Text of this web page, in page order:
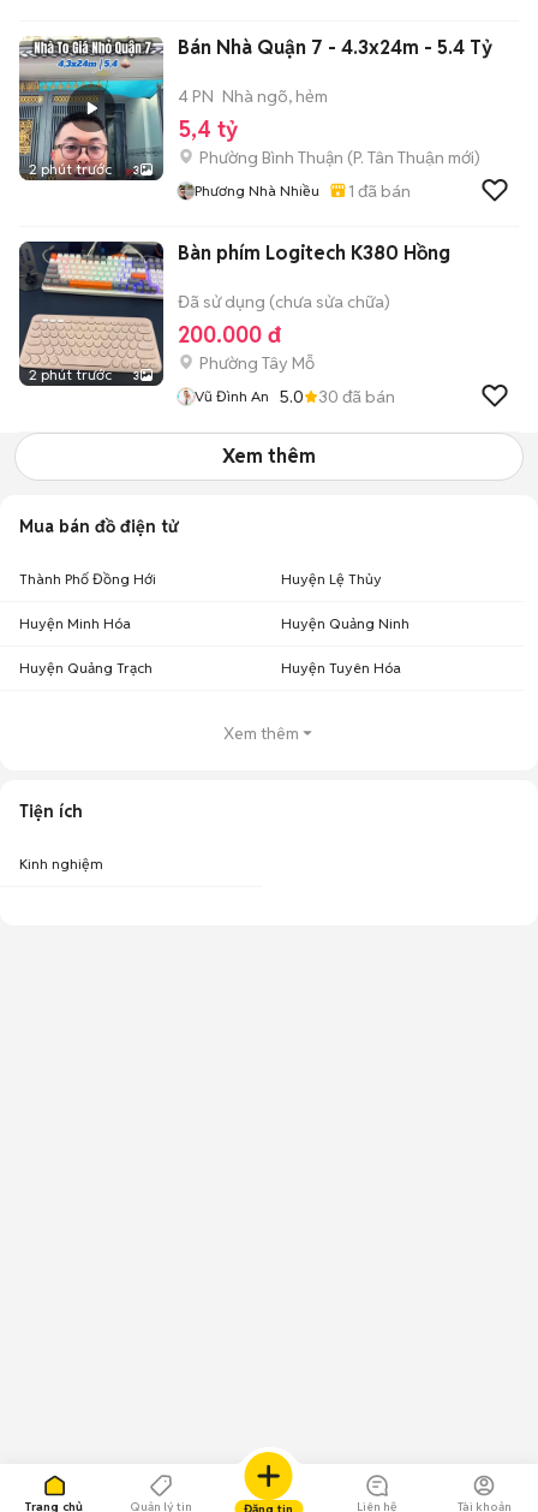
Trang chủ Quản lý tin Liên hệ Tài khoản
2 phút trước 3
Bán Nhà Quận 7 - 4.3x24m - 5.4 Tỷ
4 PN Nhà ngõ, hẻm
5,4 tỷ
Phường Bình Thuận (P. Tân Thuận mới)
Phương Nhà Nhiều 1 đã bán
2 phút trước 3
Bàn phím Logitech K380 Hồng
Đã sử dụng (chưa sửa chữa)
200.000 đ
Phường Tây Mỗ
Vũ Đình An 5.0 30 đã bán
Xem thêm
Mua bán đồ điện tử
Thành Phố Đồng Hới Huyện Lệ Thủy
Huyện Minh Hóa Huyện Quảng Ninh
Huyện Quảng Trạch Huyện Tuyên Hóa
Xem thêm
Tiện ích
Kinh nghiệm